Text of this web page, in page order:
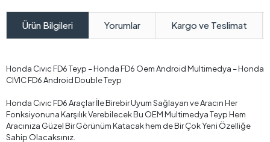
Ürün Bilgileri Yorumlar Kargo ve Teslimat
Honda Cıvıc FD6 Teyp – Honda FD6 Oem Android Multimedya – Honda
CIVIC FD6 Android Double Teyp
Honda Cıvıc FD6 Araçlar İle Birebir Uyum Sağlayan ve Aracın Her
Fonksiyonuna Karşılık Verebilecek Bu OEM Multimedya Teyp Hem
Aracınıza Güzel Bir Görünüm Katacak hem de Bir Çok Yeni Özelliğe
Sahip Olacaksınız.